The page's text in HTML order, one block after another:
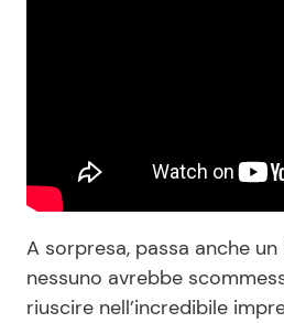
A sorpresa, passa anche
nessuno avrebbe
riuscire nell’incredibile